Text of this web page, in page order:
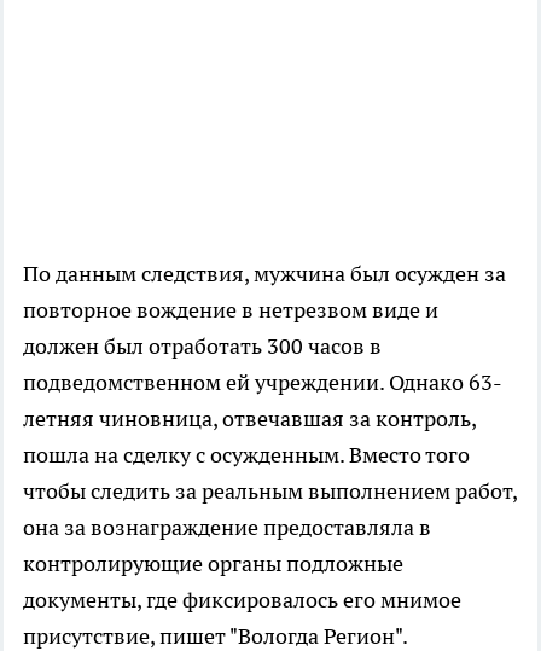
По данным следствия, мужчина был осужден за
повторное вождение в нетрезвом виде и
должен был отработать 300 часов в
подведомственном ей учреждении. Однако 63-
летняя чиновница, отвечавшая за контроль,
пошла на сделку с осужденным. Вместо того
чтобы следить за реальным выполнением работ,
она за вознаграждение предоставляла в
контролирующие органы подложные
документы, где фиксировалось его мнимое
присутствие, пишет "Вологда Регион".